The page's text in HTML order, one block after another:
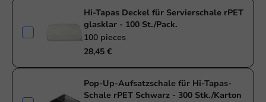
Hi-Tapas Deckel für Servierschale rPET
glasklar - 100 St./Pack.
100 pieces
28,45 €
Pop-Up-Aufsatzschale für Hi-Tapas-
Schale rPET Schwarz - 300 Stk./Karton